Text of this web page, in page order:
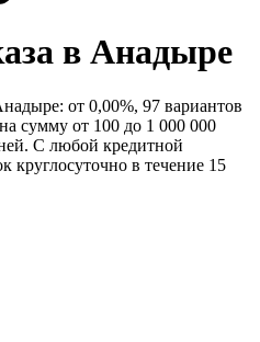
в Анадыре
от 0,00%, 97 вариантов
сумму от 100 до 1 000 000
С любой кредитной
круглосуточно в течение 15